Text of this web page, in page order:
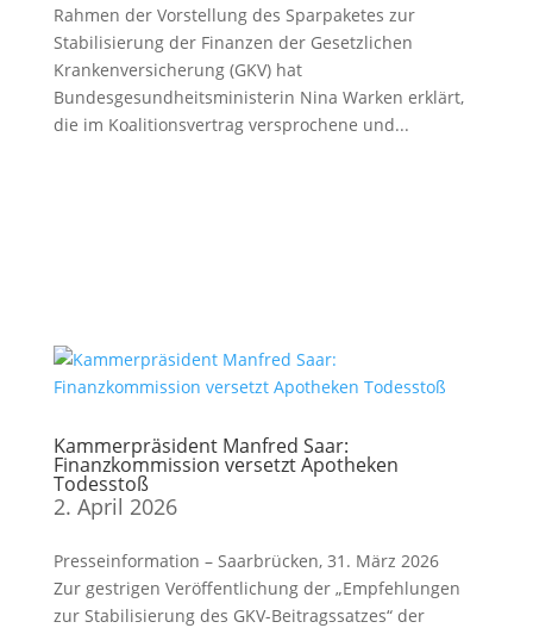
Rahmen der Vorstellung des Sparpaketes zur
Stabilisierung der Finanzen der Gesetzlichen
Krankenversicherung (GKV) hat
Bundesgesundheitsministerin Nina Warken erklärt,
die im Koalitionsvertrag versprochene und...
Kammerpräsident Manfred Saar:
Finanzkommission versetzt Apotheken
Todesstoß
2. April 2026
Presseinformation – Saarbrücken, 31. März 2026
Zur gestrigen Veröffentlichung der „Empfehlungen
zur Stabilisierung des GKV-Beitragssatzes“ der